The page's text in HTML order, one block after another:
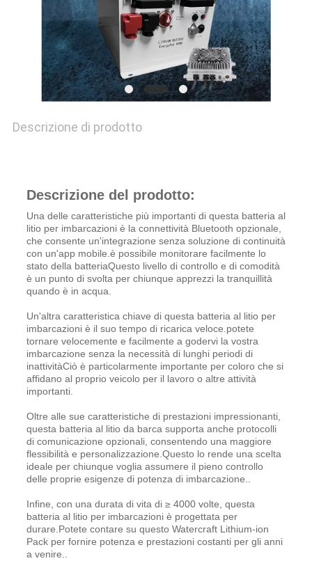
Descrizione di prodotto
Descrizione del prodotto:
Una delle caratteristiche più importanti di questa batteria al
litio per imbarcazioni è la connettività Bluetooth opzionale,
che consente un'integrazione senza soluzione di continuità
con un'app mobile.è possibile monitorare facilmente lo
stato della batteriaQuesto livello di controllo e di comodità
è un punto di svolta per chiunque apprezzi la tranquillità
quando è in acqua.
Un'altra caratteristica chiave di questa batteria al litio per
imbarcazioni è il suo tempo di ricarica veloce.potete
tornare velocemente e facilmente a godervi la vostra
imbarcazione senza la necessità di lunghi periodi di
inattivitàCiò è particolarmente importante per coloro che si
affidano al proprio veicolo per il lavoro o altre attività
importanti.
Oltre alle sue caratteristiche di prestazioni impressionanti,
questa batteria al litio da barca supporta anche protocolli
di comunicazione opzionali, consentendo una maggiore
flessibilità e personalizzazione.Questo lo rende una scelta
ideale per chiunque voglia assumere il pieno controllo
delle proprie esigenze di potenza di imbarcazione..
Infine, con una durata di vita di ≥ 4000 volte, questa
batteria al litio per imbarcazioni è progettata per
durare.Potete contare su questo Watercraft Lithium-ion
Pack per fornire potenza e prestazioni costanti per gli anni
a venire..